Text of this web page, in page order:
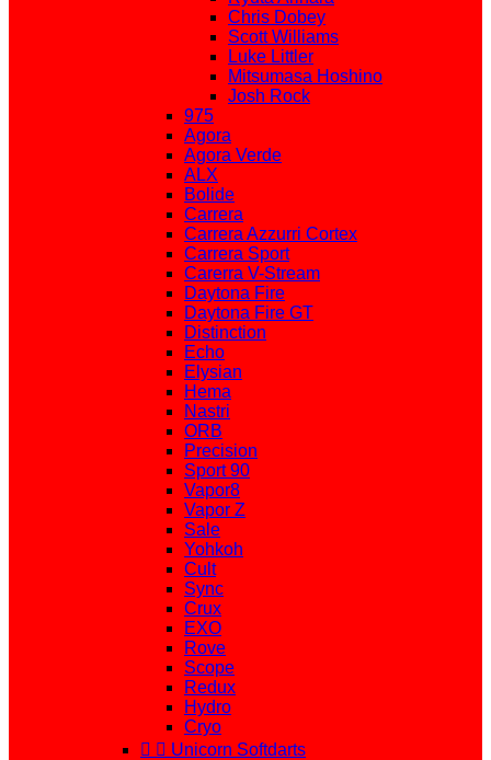
Chris Dobey
Scott Williams
Luke Littler
Mitsumasa Hoshino
Josh Rock
975
Agora
Agora Verde
ALX
Bolide
Carrera
Carrera Azzurri Cortex
Carrera Sport
Carerra V-Stream
Daytona Fire
Daytona Fire GT
Distinction
Echo
Elysian
Hema
Nastri
ORB
Precision
Sport 90
Vapor8
Vapor Z
Sale
Yohkoh
Cult
Sync
Crux
EXO
Rove
Scope
Redux
Hydro
Cryo
  Unicorn Softdarts